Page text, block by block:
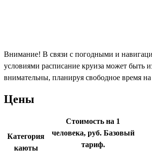
Внимание! В связи с погодными и
условиями расписание круиза может быть
внимательны, планируя свободное время на
Цены
Категория
каюты
Стоимость на 1
человека, руб. Базовый
тариф.